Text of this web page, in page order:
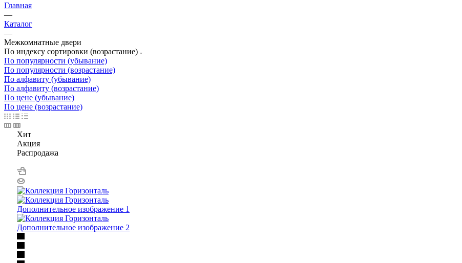
Главная
—
Каталог
—
Межкомнатные двери
По индексу сортировки (возрастание)
По популярности (убывание)
По популярности (возрастание)
По алфавиту (убывание)
По алфавиту (возрастание)
По цене (убывание)
По цене (возрастание)
Хит
Акция
Распродажа